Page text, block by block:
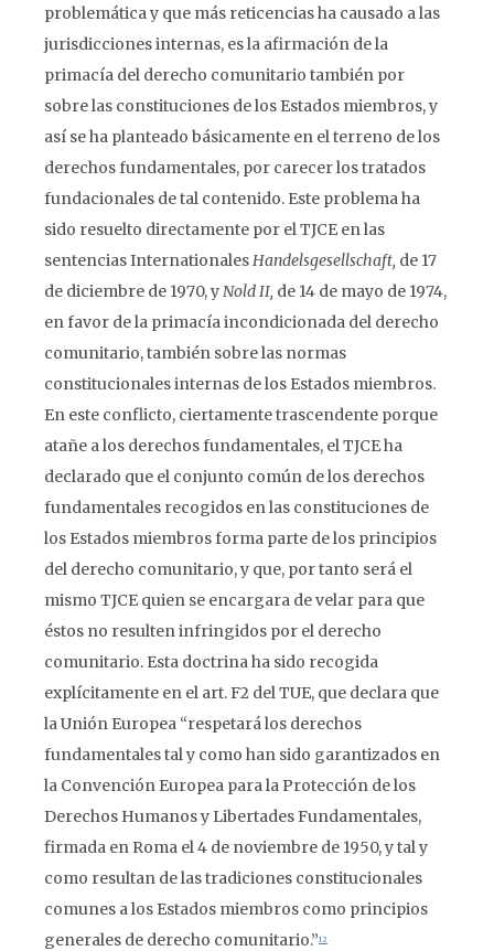
problemática y que más reticencias ha causado a las
jurisdicciones internas, es la afirmación de la
primacía del derecho comunitario también por
sobre las constituciones de los Estados miembros, y
así se ha planteado básicamente en el terreno de los
derechos fundamentales, por carecer los tratados
fundacionales de tal contenido. Este problema ha
sido resuelto directamente por el TJCE en las
sentencias InternationalesHandelsgesellschaft, de 17
de diciembre de 1970, yNold II, de 14 de mayo de 1974,
en favor de la primacía incondicionada del derecho
comunitario, también sobre las normas
constitucionales internas de los Estados miembros.
En este conflicto, ciertamente trascendente porque
atañe a los derechos fundamentales, el TJCE ha
declarado que el conjunto común de los derechos
fundamentales recogidos en las constituciones de
los Estados miembros forma parte de los principios
del derecho comunitario, y que, por tanto será el
mismo TJCE quien se encargara de velar para que
éstos no resulten infringidos por el derecho
comunitario. Esta doctrina ha sido recogida
explícitamente en el art. F2 del TUE, que declara que
la Unión Europea “respetará los derechos
fundamentales tal y como han sido garantizados en
la Convención Europea para la Protección de los
Derechos Humanos y Libertades Fundamentales,
firmada en Roma el 4 de noviembre de 1950, y tal y
como resultan de las tradiciones constitucionales
comunes a los Estados miembros como principios
generales de derecho comunitario.”12